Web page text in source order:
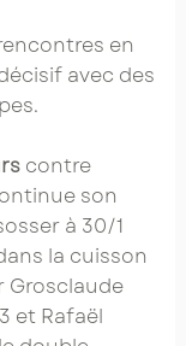
en
avec des
contre
son
à 30/1
la cuisson
Grosclaude
et Rafaël